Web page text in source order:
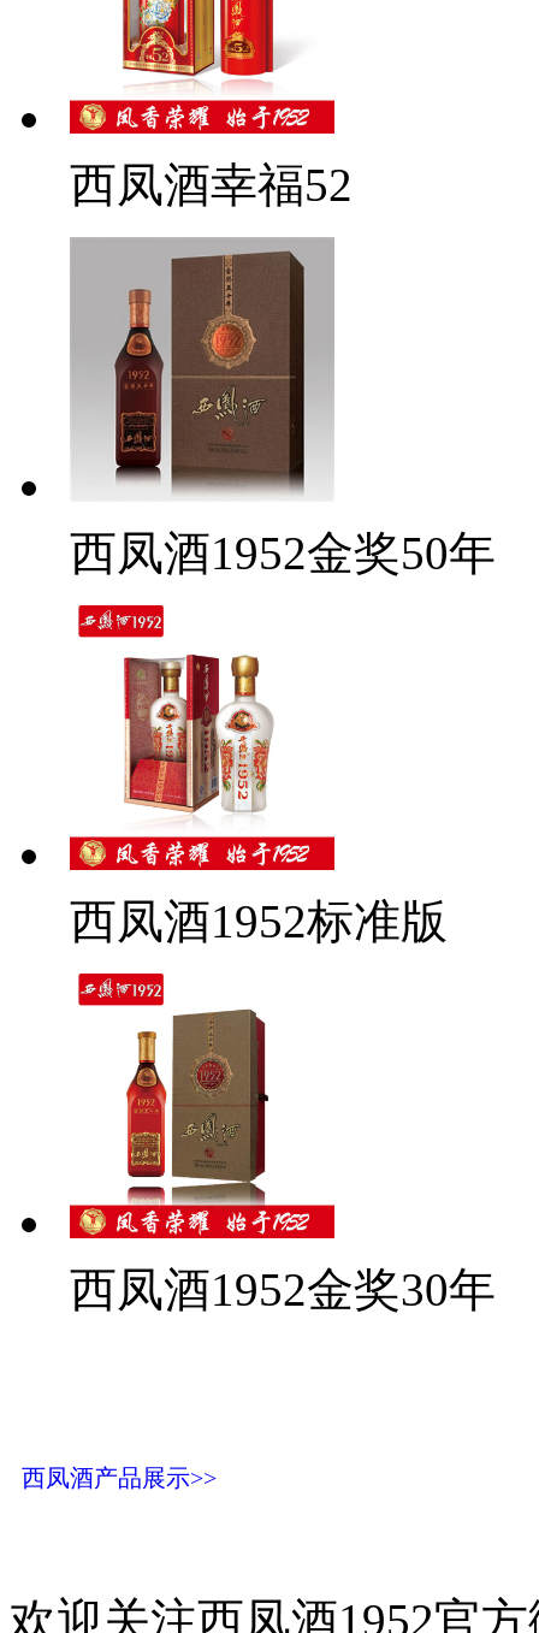
西凤酒幸福52
西凤酒1952金奖50年
西凤酒1952标准版
西凤酒1952金奖30年
西凤酒产品展示>>
欢迎关注西凤酒1952官